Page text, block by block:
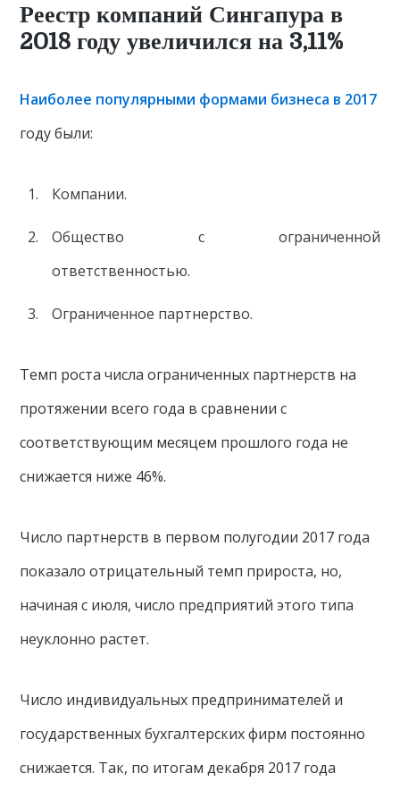
Реестр компаний Сингапура в
2018 году увеличился на 3,11%
Наиболее популярными формами бизнеса в 2017
году были:
Компании.
Общество с ограниченной
ответственностью.
Ограниченное партнерство.
Темп роста числа ограниченных партнерств на
протяжении всего года в сравнении с
соответствующим месяцем прошлого года не
снижается ниже 46%.
Число партнерств в первом полугодии 2017 года
показало отрицательный темп прироста, но,
начиная с июля, число предприятий этого типа
неуклонно растет.
Число индивидуальных предпринимателей и
государственных бухгалтерских фирм постоянно
снижается. Так, по итогам декабря 2017 года